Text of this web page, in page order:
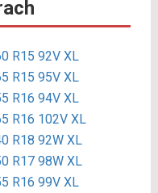
R15 92V XL
R15 95V XL
R16 94V XL
R16 102V XL
R18 92W XL
R17 98W XL
R16 99V XL